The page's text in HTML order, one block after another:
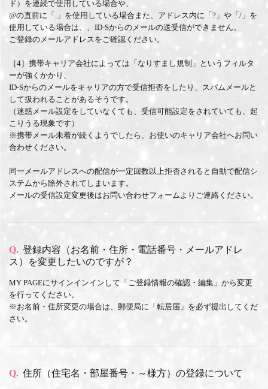
ド）を連続で使用している場合や、
@の直前に「.」を使用している場合また、アドレス内に「?」や「/」を
使用している場合は、、ID-Sからのメールの送受信ができません。
ご登録のメールアドレスをご確認ください。
［4］携帯キャリア会社によっては「なりすまし規制」というフィルタ
ーが強くかかり、
ID-Sからのメールをキャリアの方で受信拒否をしたり、スパムメールと
して扱われることがあるそうです。
（迷惑メール設定をしていなくても、受信可能設定をされていても、起
こりうる現象です）
※携帯メール未着が続くようでしたら、お使いのキャリア会社へお問い
合わせください。
同一メールアドレスへの配信が一定回数以上拒否されると自動で配信シ
ステムから除外されてしまいます。
メールの受信設定変更後はお問い合わせフォームよりご連絡ください。
Q. 登録内容（お名前・住所・電話番号・メールアドレ
ス）を変更したいのですが？
MY PAGEにサインインインして「ご登録情報の確認・編集」から変更
を行ってください。
※お名前・住所変更の場合は、郵便局に「転居届」を必ず提出してくだ
さい。
Q. 住所（住宅名・部屋番号・～様方）の登録について